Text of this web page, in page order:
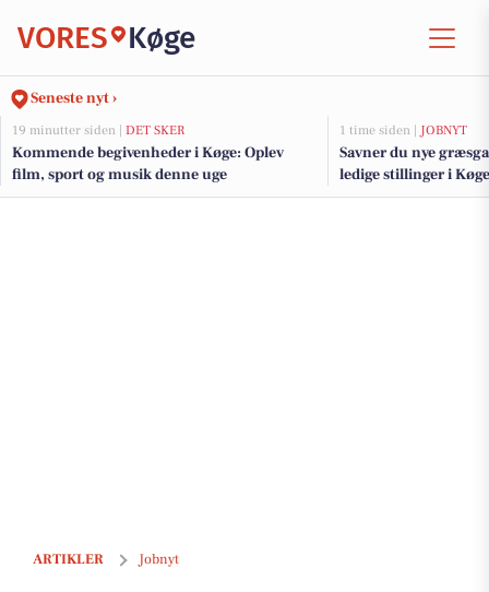
VORES Køge
Seneste nyt ›
19 minutter siden | DET SKER
Kommende begivenheder i Køge: Oplev
film, sport og musik denne uge
1 time siden | JOBNYT
Savner du nye
ledige stillinger i
ARTIKLER Jobnyt
Studiejob som sælger hos Circle K i Køge med fleksibilitet og